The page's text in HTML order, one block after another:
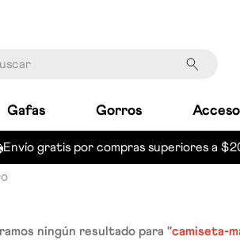
Gafas Gorros
Envío gratis por compras superiores a
ningún resultado para "camiseta-